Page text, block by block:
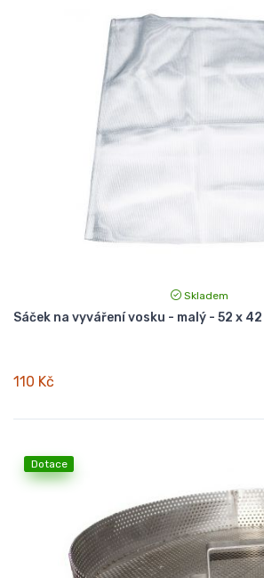
Skladem
Sáček na vyváření vosku - malý - 52 x 42
110 Kč
Dotace